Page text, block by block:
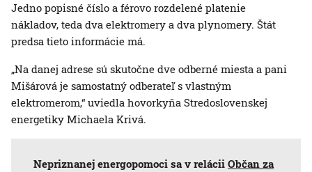
Jedno popisné číslo a férovo rozdelené platenie
nákladov, teda dva elektromery a dva plynomery. Štát
predsa tieto informácie má.
„Na danej adrese sú skutočne dve odberné miesta a pani
Mišárová je samostatný odberateľ s vlastným
elektromerom,“ uviedla hovorkyňa Stredoslovenskej
energetiky Michaela Krivá.
Nepriznanej energopomoci sa v relácii Občan za